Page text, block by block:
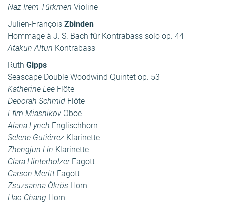
Naz İrem Türkmen Violine
Julien-FrançoisZbinden
Hommage à J. S. Bach für Kontrabass solo op. 44
Atakun Altun Kontrabass
Ruth Gipps
Seascape Double Woodwind Quintet op. 53
Katherine Lee Flöte
Deborah Schmid Flöte
Efim Miasnikov Oboe
Alana Lynch Englischhorn
Selene Gutiérrez Klarinette
Zhengjun Lin Klarinette
Clara HinterholzerFagott
Carson Meritt Fagott
Zsuzsanna Ökrös Horn
Hao Chang Horn